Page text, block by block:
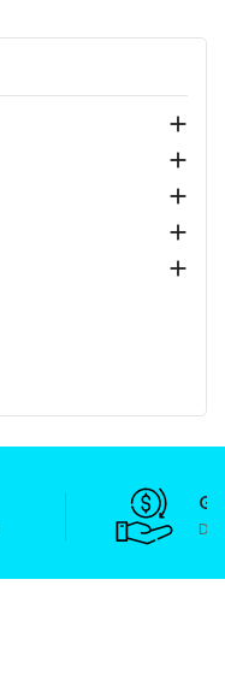




